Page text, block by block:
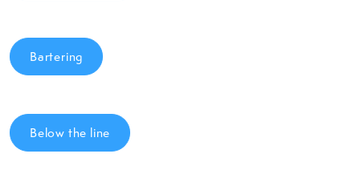
Bartering
Below the line